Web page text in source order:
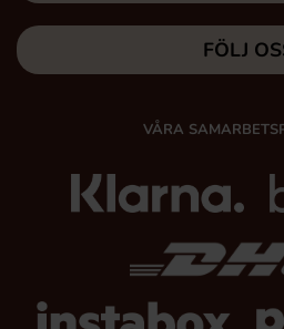
FÖLJ
VÅRA